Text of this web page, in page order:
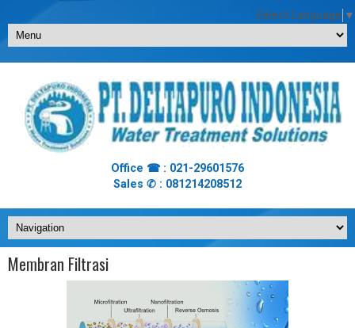
Select Language ▼
Office ☎ : 021-29601576
Sales ✆ : 081214208512
Membran Filtrasi